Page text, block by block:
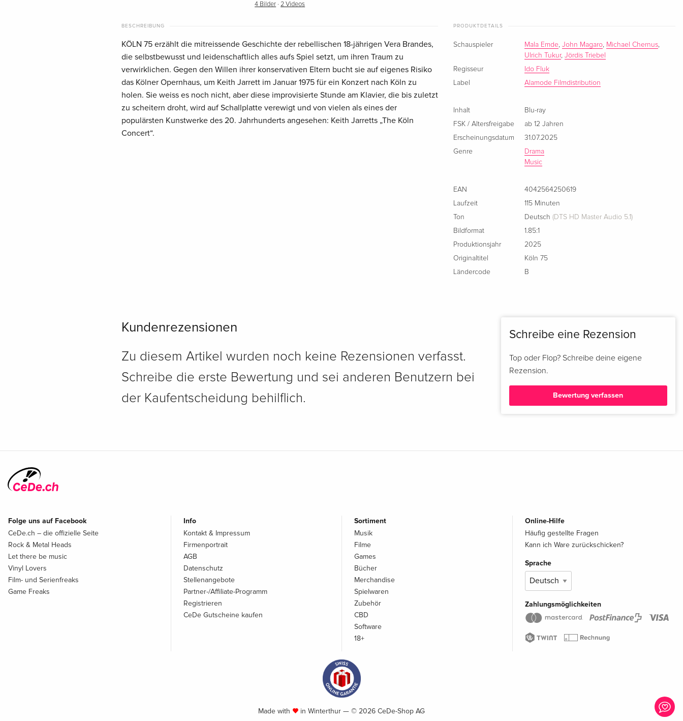
4 Bilder ·2 Videos
BESCHREIBUNG
KÖLN 75 erzählt die mitreissende Geschichte der rebellischen 18-jährigen Vera Brandes,
die selbstbewusst und leidenschaftlich alles aufs Spiel setzt, um ihren Traum zu
verwirklichen. Gegen den Willen ihrer konservativen Eltern bucht sie auf eigenes Risiko
das Kölner Opernhaus, um Keith Jarrett im Januar 1975 für ein Konzert nach Köln zu
holen. Sie weiss es noch nicht, aber diese improvisierte Stunde am Klavier, die bis zuletzt
zu scheitern droht, wird auf Schallplatte verewigt und von vielen als eines der
populärsten Kunstwerke des 20. Jahrhunderts angesehen: Keith Jarretts „The Köln
Concert“.
PRODUKTDETAILS
Schauspieler Mala Emde,John Magaro, Michael Chernus,
Ulrich Tukur,Jördis Triebel
Regisseur
Ido Fluk
Label
Alamode Filmdistribution
Inhalt
Blu-ray
FSK / Altersfreigabe
ab 12 Jahren
Erscheinungsdatum
31.07.2025
Genre
Drama
Music
EAN
4042564250619
Laufzeit
115 Minuten
Ton
Deutsch (DTS HD Master Audio 5.1)
Bildformat
1.85:1
Produktionsjahr
2025
Originaltitel
Köln 75
Ländercode
B
Kundenrezensionen
Zu diesem Artikel wurden noch keine Rezensionen verfasst.
Schreibe die erste Bewertung und sei anderen Benutzern bei
der Kaufentscheidung behilflich.
Schreibe eine Rezension
Top oder Flop? Schreibe deine eigene
Rezension.
Bewertung verfassen
Folge uns auf Facebook
CeDe.ch – die offizielle Seite
Rock & Metal Heads
Let there be music
Vinyl Lovers
Film- und Serienfreaks
Game Freaks
Info
Kontakt & Impressum
Firmenportrait
AGB
Datenschutz
Stellenangebote
Partner-/Affiliate-Programm
Registrieren
CeDe Gutscheine kaufen
Sortiment
Musik
Filme
Games
Bücher
Merchandise
Spielwaren
Zubehör
CBD
Software
18+
Online-Hilfe
Häufig gestellte Fragen
Kann ich Ware zurückschicken?
Sprache
Zahlungsmöglichkeiten
Made with in Winterthur — © 2026 CeDe-Shop AG